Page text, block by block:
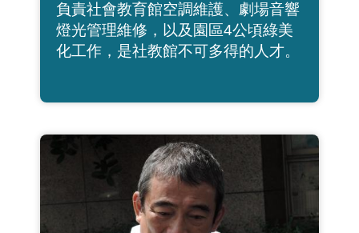
負責社會教育館空調維護、劇場音響
燈光管理維修，以及園區4公頃綠美
化工作，是社教館不可多得的人才。